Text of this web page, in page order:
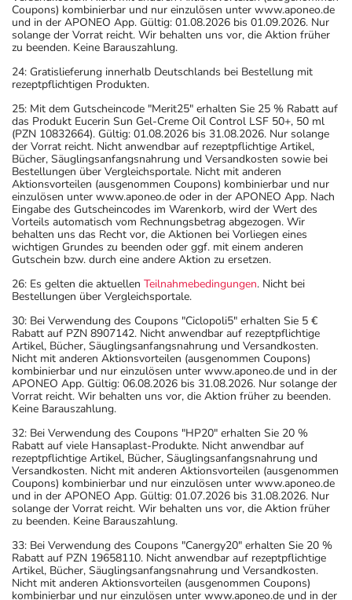
Coupons) kombinierbar und nur einzulösen unter www.aponeo.de
und in der APONEO App. Gültig: 01.08.2026 bis 01.09.2026. Nur
solange der Vorrat reicht. Wir behalten uns vor, die Aktion früher
zu beenden. Keine Barauszahlung.
24: Gratislieferung innerhalb Deutschlands bei Bestellung mit
rezeptpflichtigen Produkten.
25: Mit dem Gutscheincode "Merit25" erhalten Sie 25 % Rabatt auf
das Produkt Eucerin Sun Gel-Creme Oil Control LSF 50+, 50 ml
(PZN 10832664). Gültig: 01.08.2026 bis 31.08.2026. Nur solange
der Vorrat reicht. Nicht anwendbar auf rezeptpflichtige Artikel,
Bücher, Säuglingsanfangsnahrung und Versandkosten sowie bei
Bestellungen über Vergleichsportale. Nicht mit anderen
Aktionsvorteilen (ausgenommen Coupons) kombinierbar und nur
einzulösen unter www.aponeo.de oder in der APONEO App. Nach
Eingabe des Gutscheincodes im Warenkorb, wird der Wert des
Vorteils automatisch vom Rechnungsbetrag abgezogen. Wir
behalten uns das Recht vor, die Aktionen bei Vorliegen eines
wichtigen Grundes zu beenden oder ggf. mit einem anderen
Gutschein bzw. durch eine andere Aktion zu ersetzen.
26: Es gelten die aktuellen Teilnahmebedingungen. Nicht bei
Bestellungen über Vergleichsportale.
30: Bei Verwendung des Coupons "Ciclopoli5" erhalten Sie 5 €
Rabatt auf PZN 8907142. Nicht anwendbar auf rezeptpflichtige
Artikel, Bücher, Säuglingsanfangsnahrung und Versandkosten.
Nicht mit anderen Aktionsvorteilen (ausgenommen Coupons)
kombinierbar und nur einzulösen unter www.aponeo.de und in der
APONEO App. Gültig: 06.08.2026 bis 31.08.2026. Nur solange der
Vorrat reicht. Wir behalten uns vor, die Aktion früher zu beenden.
Keine Barauszahlung.
32: Bei Verwendung des Coupons "HP20" erhalten Sie 20 %
Rabatt auf viele Hansaplast-Produkte. Nicht anwendbar auf
rezeptpflichtige Artikel, Bücher, Säuglingsanfangsnahrung und
Versandkosten. Nicht mit anderen Aktionsvorteilen (ausgenommen
Coupons) kombinierbar und nur einzulösen unter www.aponeo.de
und in der APONEO App. Gültig: 01.07.2026 bis 31.08.2026. Nur
solange der Vorrat reicht. Wir behalten uns vor, die Aktion früher
zu beenden. Keine Barauszahlung.
33: Bei Verwendung des Coupons "Canergy20" erhalten Sie 20 %
Rabatt auf PZN 19658110. Nicht anwendbar auf rezeptpflichtige
Artikel, Bücher, Säuglingsanfangsnahrung und Versandkosten.
Nicht mit anderen Aktionsvorteilen (ausgenommen Coupons)
kombinierbar und nur einzulösen unter www.aponeo.de und in der